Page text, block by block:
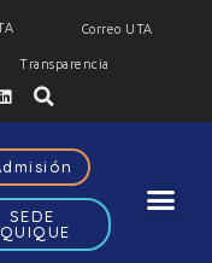
Correo UTA
Transparencia
SEDE